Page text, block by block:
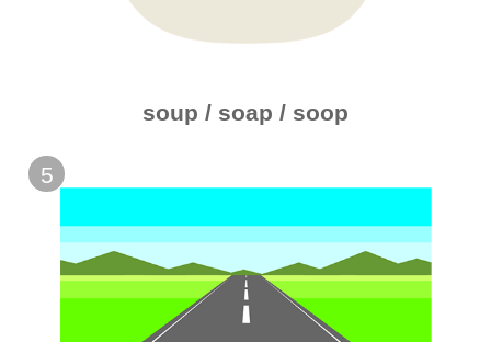
soup / soap / soop
5